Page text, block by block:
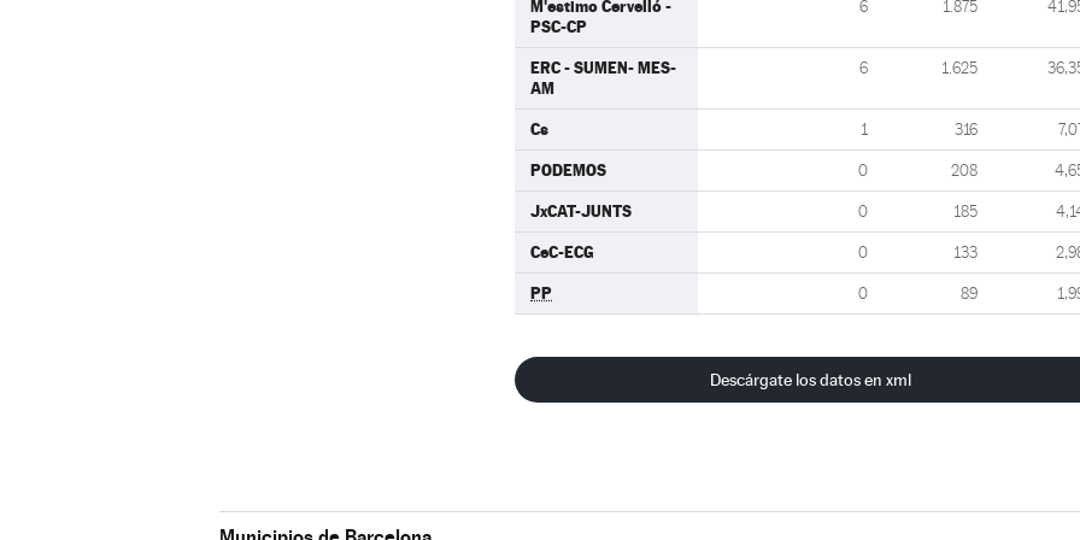
M'estimo Cervelló -
PSC-CP
6 1.875
ERC - SUMEN- MES-
AM
6 1.625
Cs 1 316
PODEMOS 0 208
JxCAT-JUNTS 0 185
CeC-ECG 0 133
PP 0 89
Descárgate los datos en xml